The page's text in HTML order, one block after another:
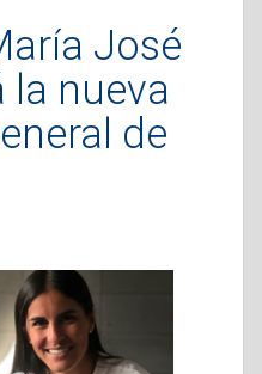
José
la nueva
de